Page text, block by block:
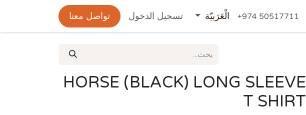
+974 50517711 الْعَرَبيّة تسجيل الدخول تواصل معنا
HORSE (BLACK) LONG SLEEVE
T SHIRT